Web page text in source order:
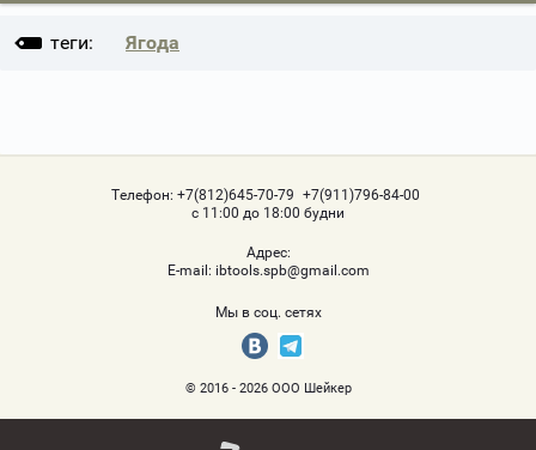
теги: Ягода
Телефон: +7(812)645-70-79 +7(911)796-84-00
с 11:00 до 18:00 будни
Адрес:
Е-mail: ibtools.spb@gmail.com
Мы в соц. сетях
© 2016 - 2026 ООО Шейкер